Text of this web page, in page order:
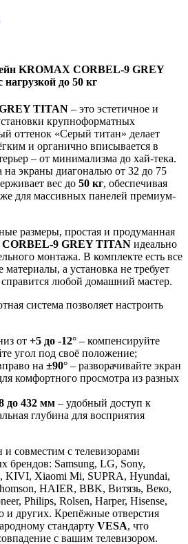
KROMAX CORBEL-9 GREY
до 50 кг
TITAN – это эстетичное и
крупноформатных
оттенок «Серый титан» делает
и органично вписывается в
– от минимализма до хай-тека.
на экраны диагональю от 32 до 75
вес до 50 кг, обеспечивая
для массивных панелей премиум-
размеры, простая и продуманная
9 GREY TITAN идеально
монтажа. В комплекте есть все
а установка не требует
любой домашний мастер.
система позволяет настроить
от +5 до -12° – компенсируйте
угол под своё положение;
на ±90° – разворачивайте экран
комфортного просмотра из разных
до 432 мм – удобный доступ к
глубина для восприятия
совместим с телевизорами
брендов: Samsung, LG, Sony,
KIVI, Xiaomi Mi, SUPRA, Hyundai,
HAIER, BBK, Витязь, Веко,
Philips, Rolsen, Harper, Hisense,
и других. Крепёжные отверстия
стандарту VESA, что
с вашим телевизором.